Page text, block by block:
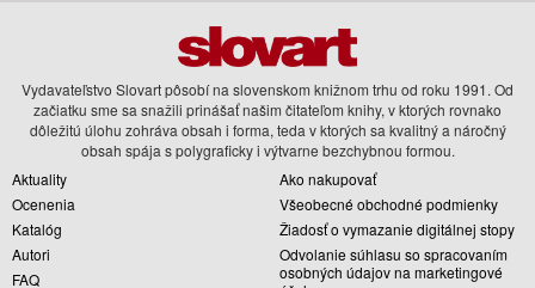
Vydavateľstvo Slovart pôsobí na slovenskom knižnom trhu od roku 1991. Od
začiatku sme sa snažili prinášať našim čitateľom knihy, v ktorých rovnako
dôležitú úlohu zohráva obsah i forma, teda v ktorých sa kvalitný a náročný
obsah spája s polygraficky i výtvarne bezchybnou formou.
Aktuality
Ocenenia
Katalóg
Autori
FAQ
Ako nakupovať
Všeobecné obchodné podmienky
Žiadosť o vymazanie digitálnej stopy
Odvolanie súhlasu so spracovaním
osobných údajov na marketingové